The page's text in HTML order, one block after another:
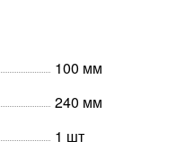
100 мм
240 мм
1 шт